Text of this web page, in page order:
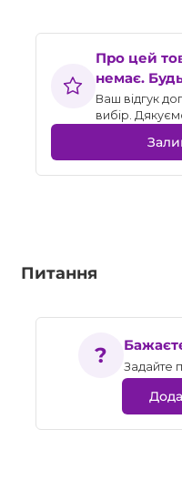
Про цей
немає.
Ваш відгук
вибір.
Питання
Задайте